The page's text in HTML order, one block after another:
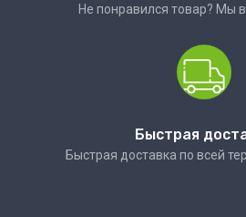
Не понравился товар? Мы
Быстрая
Быстрая доставка по всей